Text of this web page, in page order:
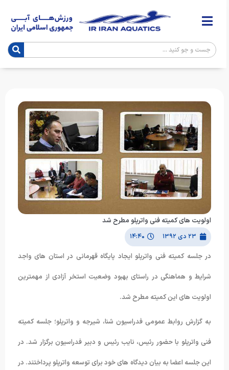
اولویت های کمیته فنی واترپلو مطرح شد
۲۳ دی ۱۳۹۲ ۱۴:۴۰
در جلسه کمیته فنی واترپلو ایجاد پایگاه قهرمانی در استان های واجد
شرایط و هماهنگی در راستای بهبود وضعیت استخر آزادی از مهمترین
اولویت های این کمیته مطرح شد.
به گزارش روابط عمومی فدراسیون شنا، شیرجه و واترپلو؛ جلسه کمیته
فنی واترپلو با حضور رئیس، نایب رئیس و دبیر فدراسیون برگزار شد. در
این جلسه اعضا به بیان دیدگاه های خود برای توسعه واترپلو پرداختند. در